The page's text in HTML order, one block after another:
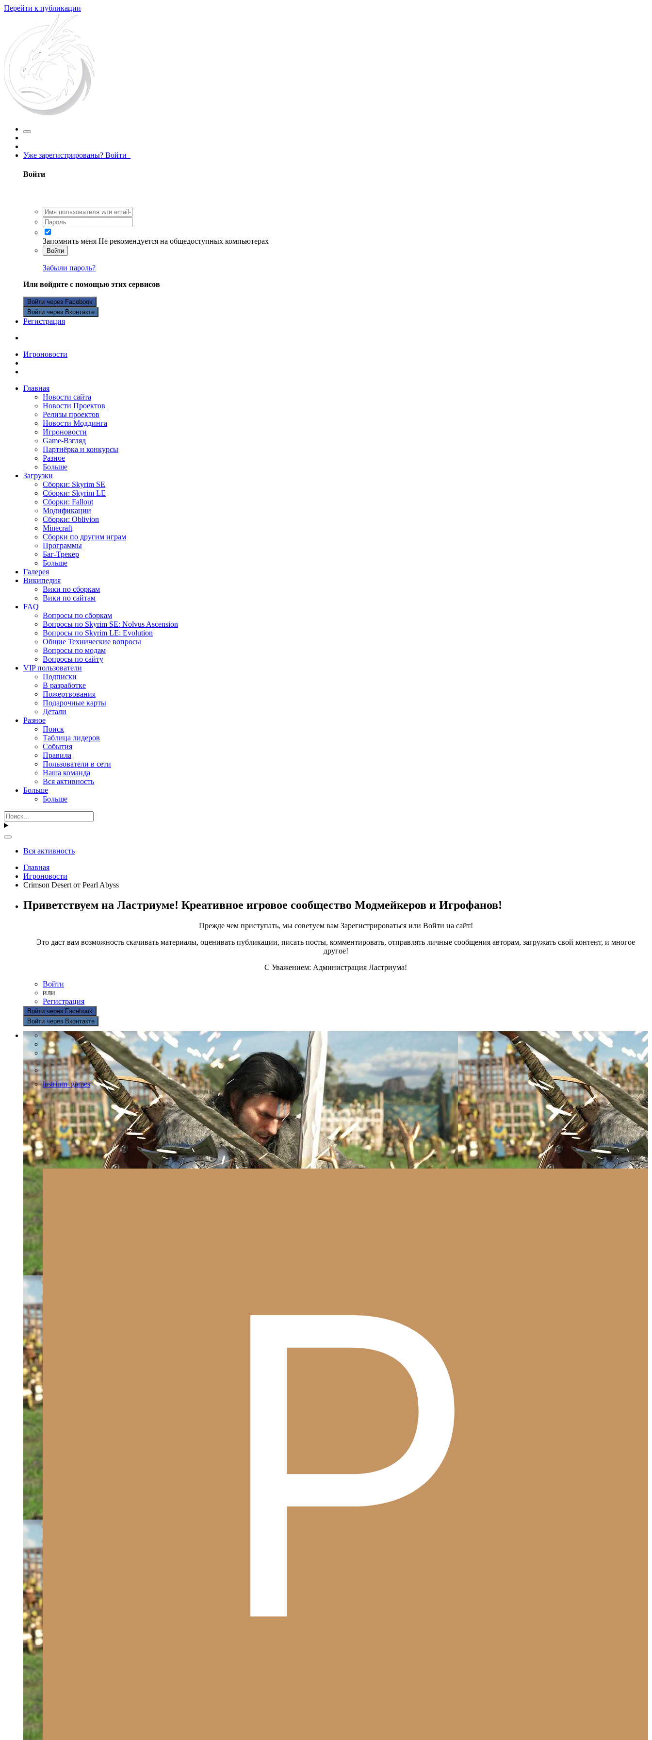
Перейти к публикации
Уже зарегистрированы? Войти
Войти
Запомнить меня Не рекомендуется на общедоступных компьютерах
Войти
Забыли пароль?
Или войдите с помощью этих сервисов
Войти через Facebook
Войти через Вконтакте
Регистрация
Игроновости
Главная
Новости сайта
Новости Проектов
Релизы проектов
Новости Моддинга
Игроновости
Game-Взгляд
Партнёрка и конкурсы
Разное
Больше
Загрузки
Сборки: Skyrim SE
Сборки: Skyrim LE
Сборки: Fallout
Модификации
Сборки: Oblivion
Minecraft
Сборки по другим играм
Программы
Баг-Трекер
Больше
Галерея
Википедия
Вики по сборкам
Вики по сайтам
FAQ
Вопросы по сборкам
Вопросы по Skyrim SE: Nolvus Ascension
Вопросы по Skyrim LE: Evolution
Общие Технические вопросы
Вопросы по модам
Вопросы по сайту
VIP пользователи
Подписки
В разработке
Пожертвования
Подарочные карты
Детали
Разное
Поиск
Таблица лидеров
События
Правила
Пользователи в сети
Наша команда
Вся активность
Больше
Больше
Вся активность
Главная
Игроновости
Crimson Desert от Pearl Abyss
Приветствуем на Ластриуме! Креативное игровое сообщество Модмейкеров и Игрофанов!
Прежде чем приступать, мы советуем вам Зарегистрироваться или Войти на сайт!
Это даст вам возможность скачивать материалы, оценивать публикации, писать посты, комментировать, отправлять личные сообщения авторам, загружать свой контент, и многое
другое!
С Уважением: Администрация Ластриума!
Войти
или
Регистрация
Войти через Facebook
Войти через Вконтакте
lastrium_games